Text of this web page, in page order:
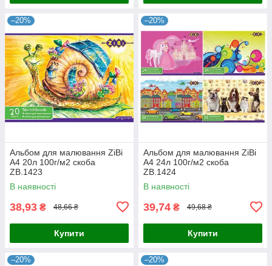
–20%
Альбом для малювання ZiBi
A4 20л 100г/м2 скоба
ZB.1423
В наявності
38,93 ₴ 48,66 ₴
Купити
–20%
Альбом для малювання ZiBi
A4 24л 100г/м2 скоба
ZB.1424
В наявності
39,74 ₴ 49,68 ₴
Купити
–20% –20%